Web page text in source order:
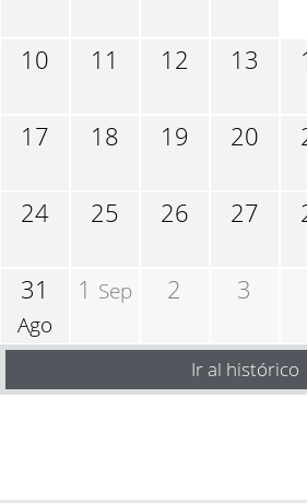
10 11 12 13
17 18 19 20
24 25 26 27
31
Ago
1 Sep 2 3
Ir al histórico